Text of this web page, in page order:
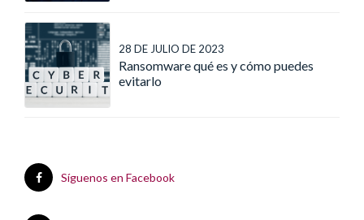
28 DE JULIO DE 2023
Ransomware qué es y cómo puedes
evitarlo
Síguenos en Facebook